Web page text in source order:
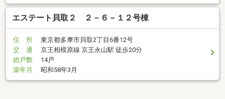
エステート貝取２ ２－６－１２号棟
住 所
東京都多摩市貝取2丁目6番12号
交 通
京王相模原線 京王永山駅 徒歩20分
総戸数
14戸
築年月
昭和58年3月